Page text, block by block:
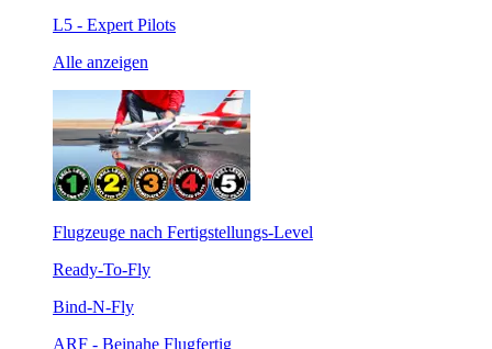
L5 - Expert Pilots
Alle anzeigen
Flugzeuge nach Fertigstellungs-Level
Ready-To-Fly
Bind-N-Fly
ARF - Beinahe Flugfertig